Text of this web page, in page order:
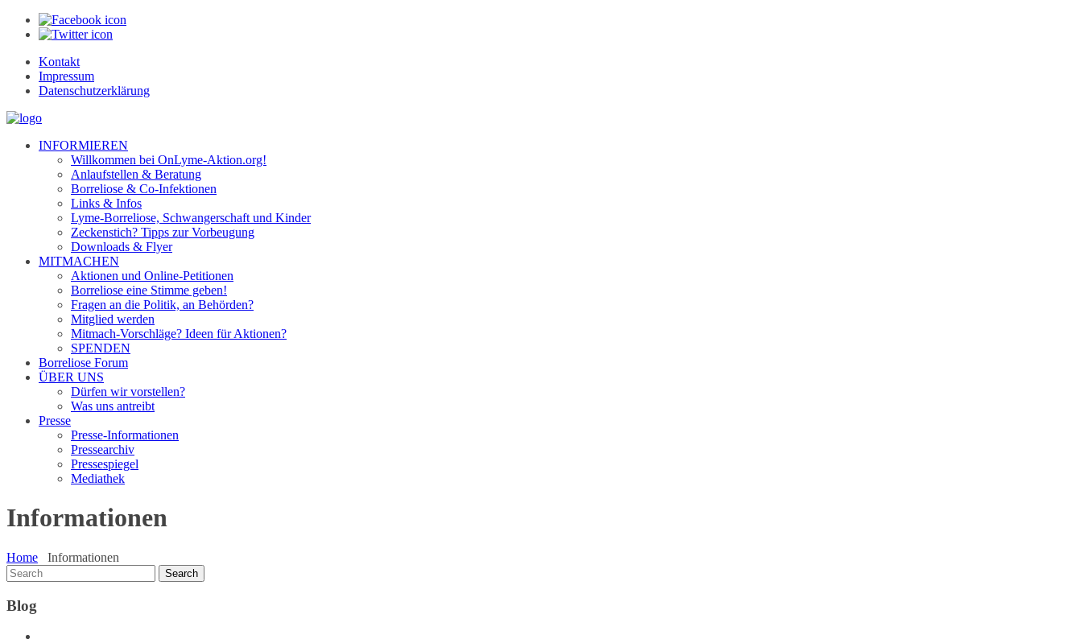
Kontakt
Impressum
Datenschutzerklärung
INFORMIEREN
Willkommen bei OnLyme-Aktion.org!
Anlaufstellen & Beratung
Borreliose & Co-Infektionen
Links & Infos
Lyme-Borreliose, Schwangerschaft und Kinder
Zeckenstich? Tipps zur Vorbeugung
Downloads & Flyer
MITMACHEN
Aktionen und Online-Petitionen
Borreliose eine Stimme geben!
Fragen an die Politik, an Behörden?
Mitglied werden
Mitmach-Vorschläge? Ideen für Aktionen?
SPENDEN
Borreliose Forum
ÜBER UNS
Dürfen wir vorstellen?
Was uns antreibt
Presse
Presse-Informationen
Pressearchiv
Pressespiegel
Mediathek
Informationen
Home Informationen
Blog